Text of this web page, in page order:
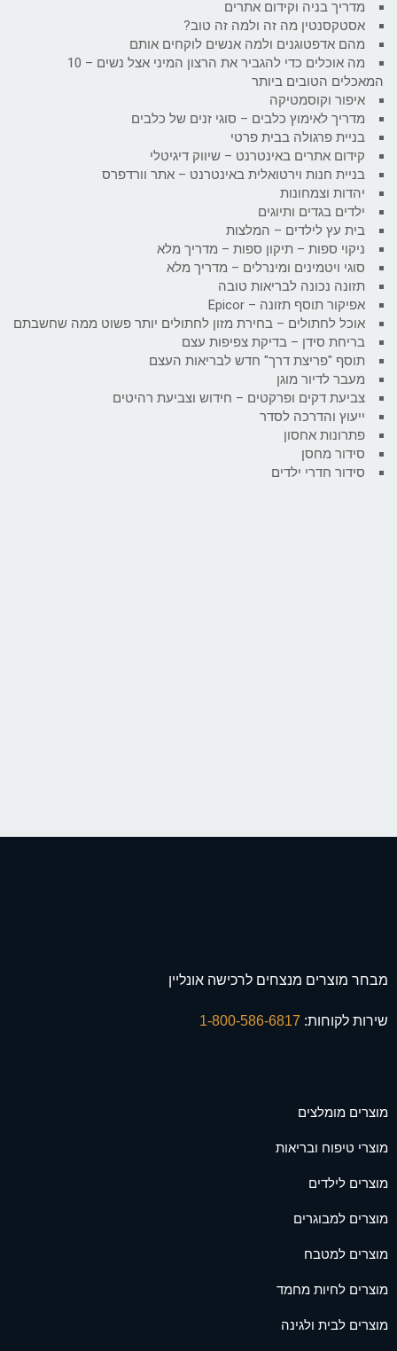
מדריך בניה וקידום אתרים
אסטקסנטין מה זה ולמה זה טוב?
מהם אדפטוגנים ולמה אנשים לוקחים אותם
מה אוכלים כדי להגביר את הרצון המיני אצל נשים – 10
המאכלים הטובים ביותר
איפור וקוסמטיקה
מדריך לאימוץ כלבים – סוגי זנים של כלבים
בניית פרגולה בבית פרטי
קידום אתרים באינטרנט – שיווק דיגיטלי
בניית חנות וירטואלית באינטרנט – אתר וורדפרס
יהדות וצמחונות
ילדים בגדים ותיוגים
בית עץ לילדים – המלצות
ניקוי ספות – תיקון ספות – מדריך מלא
סוגי ויטמינים ומינרלים – מדריך מלא
תזונה נכונה לבריאות טובה
אפיקור תוסף תזונה – Epicor
אוכל לחתולים – בחירת מזון לחתולים יותר פשוט ממה שחשבתם
בריחת סידן – בדיקת צפיפות עצם
תוסף "פריצת דרך" חדש לבריאות העצם
מעבר לדיור מוגן
צביעת דקים ופרקטים – חידוש וצביעת רהיטים
ייעוץ והדרכה לסדר
פתרונות אחסון
סידור מחסן
סידור חדרי ילדים
מבחר מוצרים מנצחים לרכישה אונליין
שירות לקוחות:
מוצרים מומלצים
מוצרי טיפוח ובריאות
מוצרים לילדים
מוצרים למבוגרים
מוצרים למטבח
מוצרים לחיות מחמד
מוצרים לבית ולגינה